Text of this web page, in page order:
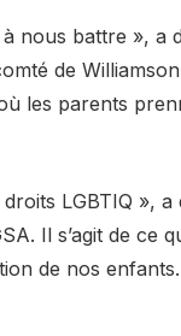
à nous battre »,
de
les parents
droits LGBTIQ »,
Il s’agit de
de nos